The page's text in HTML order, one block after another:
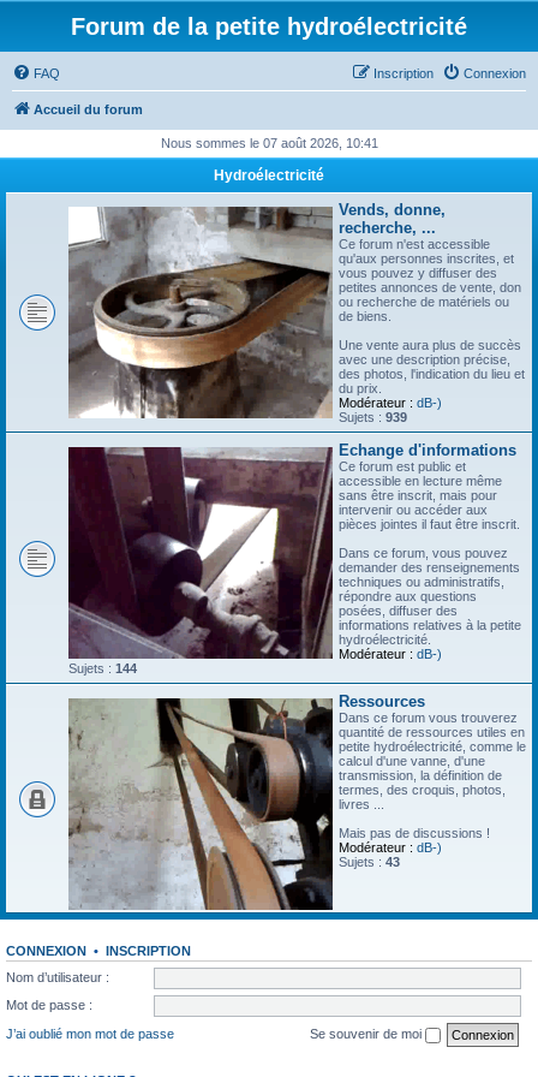
Forum de la petite hydroélectricité
FAQ Connexion
Inscription
Accueil du forum
Nous sommes le 07 août 2026, 10:41
Hydroélectricité
Vends, donne,
recherche, ...
Ce forum n'est accessible
qu'aux personnes inscrites, et
vous pouvez y diffuser des
petites annonces de vente, don
ou recherche de matériels ou
de biens.
Une vente aura plus de succès
avec une description précise,
des photos, l'indication du lieu et
du prix.
Modérateur : dB-)
Sujets : 939
Echange d'informations
Ce forum est public et
accessible en lecture même
sans être inscrit, mais pour
intervenir ou accéder aux
pièces jointes il faut être inscrit.
Dans ce forum, vous pouvez
demander des renseignements
techniques ou administratifs,
répondre aux questions
posées, diffuser des
informations relatives à la petite
hydroélectricité.
Modérateur : dB-)
Sujets : 144
Ressources
Dans ce forum vous trouverez
quantité de ressources utiles en
petite hydroélectricité, comme le
calcul d'une vanne, d'une
transmission, la définition de
termes, des croquis, photos,
livres ...
Mais pas de discussions !
Modérateur : dB-)
Sujets : 43
CONNEXION • INSCRIPTION
Nom d’utilisateur :
Mot de passe :
J’ai oublié mon mot de passe
Se souvenir de moi